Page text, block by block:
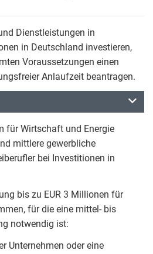
Dienstleistungen in
in Deutschland investieren,
Voraussetzungen einen
Anlaufzeit beantragen.
für Wirtschaft und Energie
mittlere gewerbliche
bei Investitionen in
bis zu EUR 3 Millionen für
für die eine mittel- bis
notwendig ist:
Unternehmen oder eine